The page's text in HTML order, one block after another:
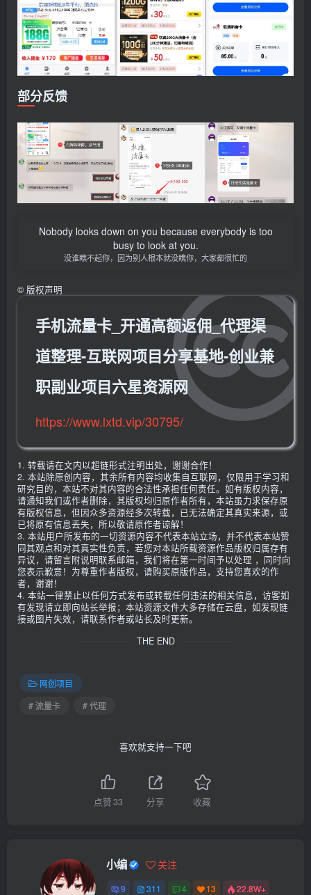
部分反馈
Nobody looks down on you because everybody is too
busy to look at you.
没谁瞧不起你，因为别人根本就没瞧你，大家都很忙的
© 版权声明
手机流量卡_开通高额返佣_代理渠
道整理-互联网项目分享基地-创业兼
职副业项目六星资源网
https://www.lxtd.vip/30795/
1. 转载请在文内以超链形式注明出处，谢谢合作！
2. 本站除原创内容，其余所有内容均收集自互联网，仅限用于学习和
研究目的，本站不对其内容的合法性承担任何责任。如有版权内容，
请通知我们或作者删除，其版权均归原作者所有，本站虽力求保存原
有版权信息，但因众多资源经多次转载，已无法确定其真实来源，或
已将原有信息丢失，所以敬请原作者谅解！
3. 本站用户所发布的一切资源内容不代表本站立场，并不代表本站赞
同其观点和对其真实性负责，若您对本站所载资源作品版权归属存有
异议，请留言附说明联系邮箱，我们将在第一时间予以处理 ，同时向
您表示歉意！为尊重作者版权，请购买原版作品，支持您喜欢的作
者，谢谢！
4. 本站一律禁止以任何方式发布或转载任何违法的相关信息，访客如
有发现请立即向站长举报；本站资源文件大多存储在云盘，如发现链
接或图片失效，请联系作者或站长及时更新。
THE END
网创项目
# 流量卡
# 代理
喜欢就支持一下吧
点赞33 分享 收藏
小编 关注
9 311 4 13 22.8W+